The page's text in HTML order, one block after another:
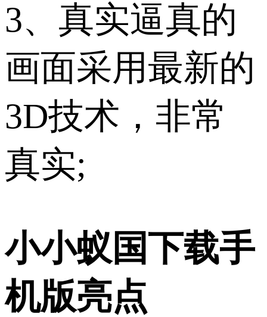
3、真实逼真的
画面采用最新的
3D技术，非常
真实;
小小蚁国下载手
机版亮点